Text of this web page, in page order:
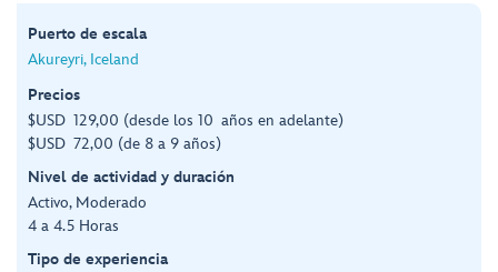
Puerto de escala
Akureyri, Iceland
Precios
$USD 129,00 (desde los 10 años en adelante)
$USD 72,00 (de 8 a 9 años)
Nivel de actividad y duración
Activo, Moderado
4 a 4.5 Horas
Tipo de experiencia